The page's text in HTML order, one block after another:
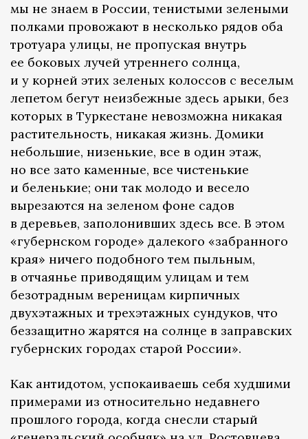
мы не знаем в России, тенистыми зелеными
полками провожают в несколько рядов оба
тротуара улицы, не пропуская внутрь
ее боковых лучей утреннего солнца,
и у корней этих зеленых колоссов с веселым
лепетом бегут неизбежные здесь арыки, без
которых в Туркестане невозможна никакая
растительность, никакая жизнь. Домики
небольшие, низенькие, все в один этаж,
но все зато каменные, все чистенькие
и беленькие; они так молодо и весело
вырезаются на зеленом фоне садов
в деревьев, заполонивших здесь все. В этом
«губернском городе» далекого «забранного
края» ничего подобного тем пыльным,
в отчаянье приводящим улицам и тем
безотрадным вереницам кирпичных
двухэтажных и трехэтажных сундуков, что
беззащитно жарятся на солнце в заправских
губернских городах старой России».
Как антидотом, успокаиваешь себя худшими
примерами из относительно недавнего
прошлого города, когда снесли старый